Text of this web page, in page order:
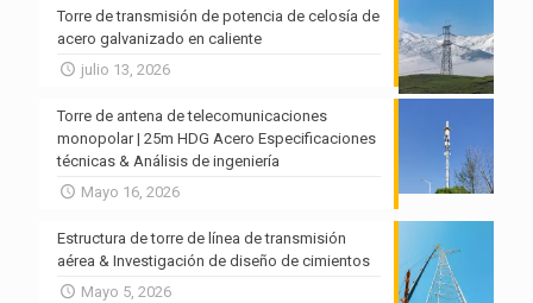
Torre de transmisión de potencia de celosía de
acero galvanizado en caliente
julio 13, 2026
Torre de antena de telecomunicaciones
monopolar | 25m HDG Acero Especificaciones
técnicas & Análisis de ingeniería
Mayo 16, 2026
Estructura de torre de línea de transmisión
aérea & Investigación de diseño de cimientos
Mayo 5, 2026